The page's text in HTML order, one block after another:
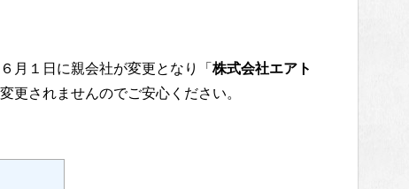
月１日に親会社が変更となり「 株式会社エアト
更されませんのでご安心ください。